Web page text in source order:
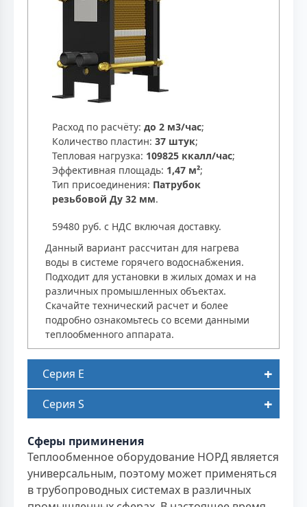
Расход по расчёту: до 2 м3/час;
Количество пластин: 37 штук;
Тепловая нагрузка: 109825 ккалл/час;
Эффективная площадь: 1,47 м²;
Тип присоединения: Патрубок
резьбовой Ду 32 мм.
59480 руб. с НДС включая доставку.
Данный вариант рассчитан для нагрева
воды в системе горячего водоснабжения.
Подходит для установки в жилых домах и на
различных промышленных объектах.
Скачайте технический расчет и более
подробно ознакомьтесь со всеми данными
теплообменного аппарата.
Серия E
Серия S
Сферы приминения
Теплообменное оборудование НОРД является
универсальным, поэтому может применяться
в трубопроводных системах в различных